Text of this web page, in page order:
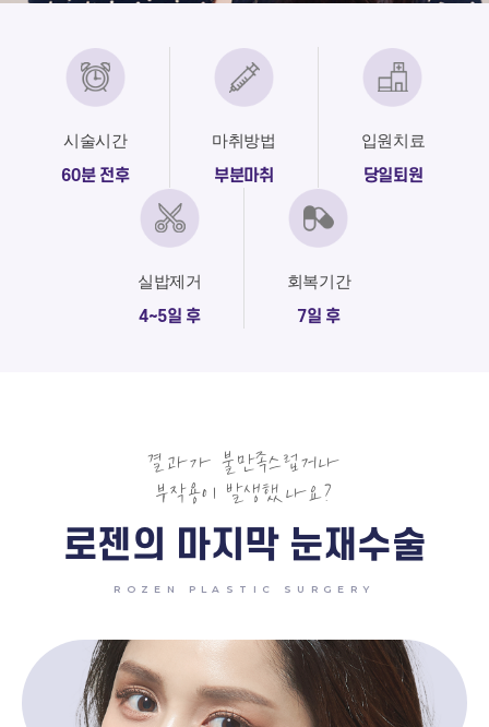
시술시간
60분 전후
마취방법
부분마취
입원치료
당일퇴원
실밥제거
4~5일 후
회복기간
7일 후
결과가 불만족스럽거나
부작용이 발생했나요?
로젠의 마지막 눈재수술
ROZEN PLASTIC SURGERY